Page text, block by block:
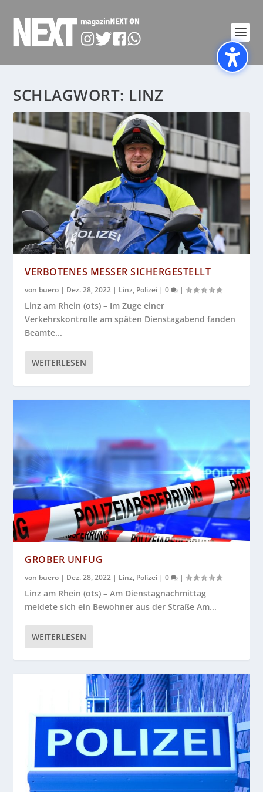
SCHLAGWORT: LINZ
VERBOTENES MESSER SICHERGESTELLT
von buero | Dez. 28, 2022 | Linz, Polizei |0 |
Linz am Rhein (ots) – Im Zuge einer
Verkehrskontrolle am späten Dienstagabend fanden
Beamte...
WEITERLESEN
GROBER UNFUG
von buero | Dez. 28, 2022 | Linz, Polizei |0 |
Linz am Rhein (ots) – Am Dienstagnachmittag
meldete sich ein Bewohner aus der Straße Am...
WEITERLESEN